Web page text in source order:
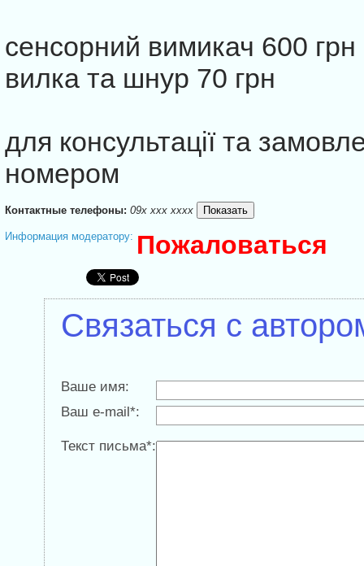
сенсорний вимикач 600 грн
вилка та шнур 70 грн
для консультації та
номером
Контактные телефоны: 09x xxx xxxx
Информация модератору: Пожаловаться
Связаться с
Ваше имя:
Ваш e-mail*:
Текст письма*: